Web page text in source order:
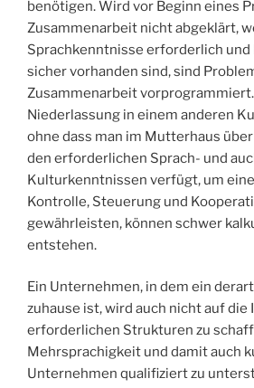
benötigen. Wird vor Beginn eines
Zusammenarbeit nicht abgeklärt,
Sprachkenntnisse erforderlich
sicher vorhanden sind, sind
Zusammenarbeit
Niederlassung in einem anderen
ohne dass man im Mutterhaus
den erforderlichen Sprach- und
Kulturkenntnissen verfügt, um
Kontrolle, Steuerung und
gewährleisten, können schwer
entstehen.
Ein Unternehmen, in dem ein
zuhause ist, wird auch nicht auf die
erforderlichen Strukturen zu
Mehrsprachigkeit und damit auch
Unternehmen qualifiziert zu